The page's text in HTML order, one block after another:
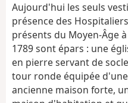
Aujourd'hui les seuls
présence des
présents du Moyen-Âge
1789 sont épars : une
en pierre servant de
tour ronde équipée
ancienne maison forte,